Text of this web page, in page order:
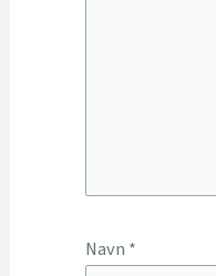
Navn *